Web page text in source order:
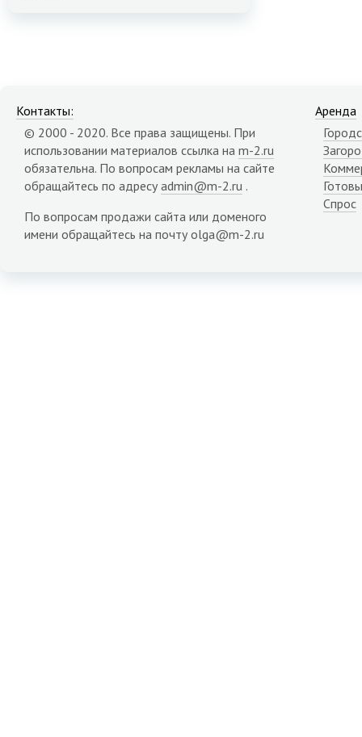
Контакты:
© 2000 - 2020. Все права защищены. При
использовании материалов ссылка на m-2.ru
обязательна. По вопросам рекламы на сайте
обращайтесь по адресу admin@m-2.ru .
По вопросам продажи сайта или доменого
имени обращайтесь на почту olga@m-2.ru
Аренда
Спрос